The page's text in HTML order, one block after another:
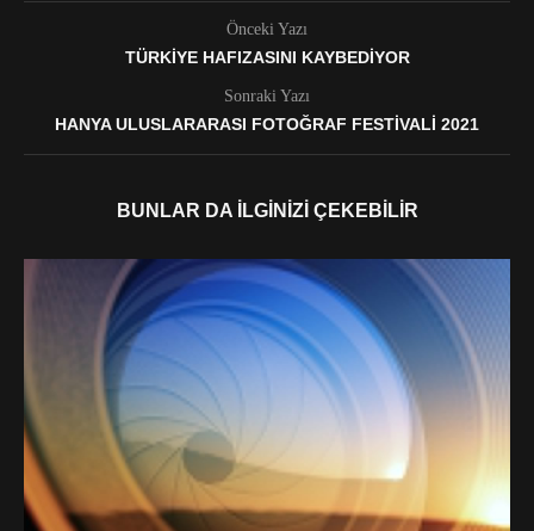
Önceki Yazı
TÜRKIYE HAFIZASINI KAYBEDIYOR
Sonraki Yazı
HANYA ULUSLARARASI FOTOĞRAF FESTIVALI 2021
BUNLAR DA İLGINIZI ÇEKEBILIR